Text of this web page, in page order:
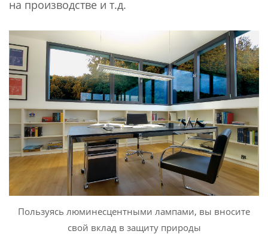
на производстве и т.д.
Пользуясь люминесцентными лампами, вы вносите
свой вклад в защиту природы